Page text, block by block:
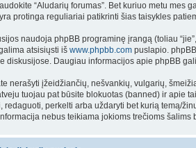
“Aludarių forumas”. Bet kuriuo metu mes
protinga reguliariai patikrinti šias taisykles
naudoja phpBB programinę įrangą (toliau
atsisiųsti iš www.phpbb.com puslapio.
diskusijose. Daugiau informacijos apie phpBB
nerašyti įžeidžiančių, nešvankių, vulgarių,
tuojau pat būsite blokuotas (banned) ir apie
redaguoti, perkelti arba uždaryti bet kurią temą/
nebus teikiama jokioms trečioms